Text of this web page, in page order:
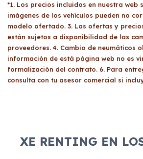
económica y, si se aprueba,
contrato y se procede a la
vehículo.
carné de conducir válido. No
específicas sobre quién puede
vehículo, aunque es
condiciones del contrato para
sorpresas.
*1. Los precios incluidos en nuestra web
imágenes de los vehículos pueden no
modelo ofertado. 3. Las ofertas y
están sujetos a disponibilidad de las
proveedores. 4. Cambio de neumáticos
información de está página web no es
formalización del contrato. 6. Para
consulta con tu asesor comercial si
XE RENTING EN